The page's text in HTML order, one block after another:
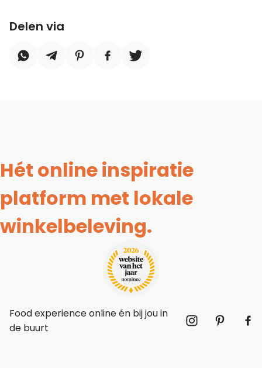
Delen via
Hét online inspiratie
platform met lokale
winkelbeleving.
Food experience online én bij jou in
de buurt